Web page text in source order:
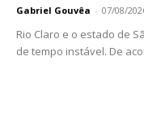
Gabriel Gouvêa - 07/08/
Rio Claro e o estado de
de tempo instável. De